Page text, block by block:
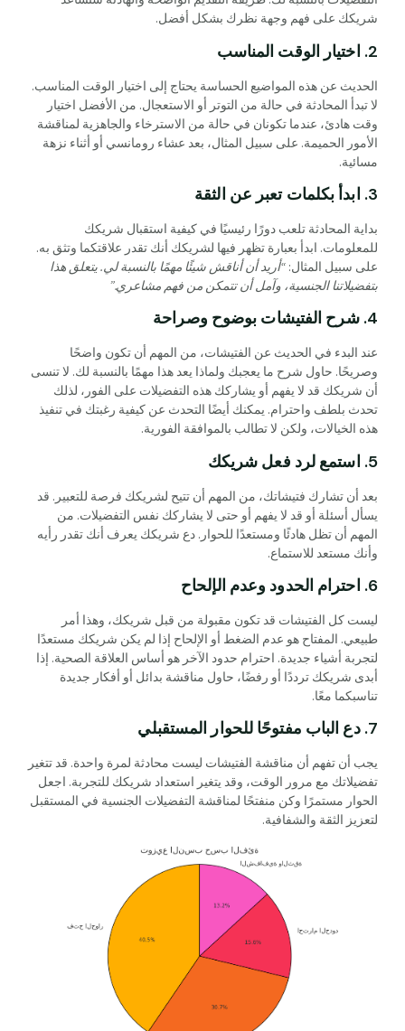
شريكك على فهم وجهة نظرك بشكل أفضل.
2. اختيار الوقت المناسب
الحديث عن هذه المواضيع الحساسة يحتاج إلى اختيار الوقت المناسب.
لا تبدأ المحادثة في حالة من التوتر أو الاستعجال. من الأفضل اختيار
وقت هادئ، عندما تكونان في حالة من الاسترخاء والجاهزية لمناقشة
الأمور الحميمة. على سبيل المثال، بعد عشاء رومانسي أو أثناء نزهة
مسائية.
3. ابدأ بكلمات تعبر عن الثقة
بداية المحادثة تلعب دورًا رئيسيًا في كيفية استقبال شريكك
للمعلومات. ابدأ بعبارة تظهر فيها لشريكك أنك تقدر علاقتكما وتثق به.
على سبيل المثال: “أريد أن أناقش شيئًا مهمًا بالنسبة لي. يتعلق هذا
بتفضيلاتنا الجنسية، وآمل أن تتمكن من فهم مشاعري.”
4. شرح الفتيشات بوضوح وصراحة
عند البدء في الحديث عن الفتيشات، من المهم أن تكون واضحًا
وصريحًا. حاول شرح ما يعجبك ولماذا يعد هذا مهمًا بالنسبة لك. لا تنسى
أن شريكك قد لا يفهم أو يشاركك هذه التفضيلات على الفور، لذلك
تحدث بلطف واحترام. يمكنك أيضًا التحدث عن كيفية رغبتك في تنفيذ
هذه الخيالات، ولكن لا تطالب بالموافقة الفورية.
5. استمع لرد فعل شريكك
بعد أن تشارك فتيشاتك، من المهم أن تتيح لشريكك فرصة للتعبير. قد
يسأل أسئلة أو قد لا يفهم أو حتى لا يشاركك نفس التفضيلات. من
المهم أن تظل هادئًا ومستعدًا للحوار. دع شريكك يعرف أنك تقدر رأيه
وأنك مستعد للاستماع.
6. احترام الحدود وعدم الإلحاح
ليست كل الفتيشات قد تكون مقبولة من قبل شريكك، وهذا أمر
طبيعي. المفتاح هو عدم الضغط أو الإلحاح إذا لم يكن شريكك مستعدًا
لتجربة أشياء جديدة. احترام حدود الآخر هو أساس العلاقة الصحية. إذا
أبدى شريكك ترددًا أو رفضًا، حاول مناقشة بدائل أو أفكار جديدة
تناسبكما معًا.
7. دع الباب مفتوحًا للحوار المستقبلي
يجب أن تفهم أن مناقشة الفتيشات ليست محادثة لمرة واحدة. قد تتغير
تفضيلاتك مع مرور الوقت، وقد يتغير استعداد شريكك للتجربة. اجعل
الحوار مستمرًا وكن منفتحًا لمناقشة التفضيلات الجنسية في المستقبل
لتعزيز الثقة والشفافية.